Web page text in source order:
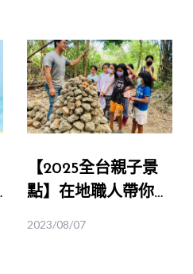
【2025全台親子景
點】在地職人帶你
玩！全台親子旅遊深
2023/08/07